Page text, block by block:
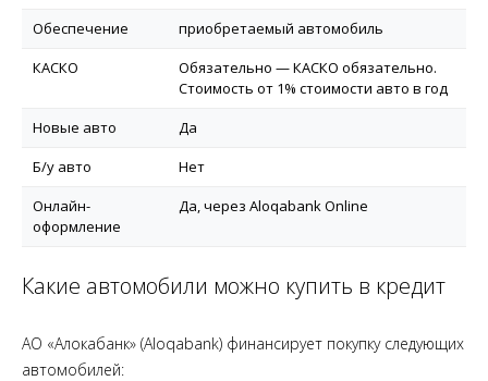
Обеспечение
приобретаемый автомобиль
КАСКО
Обязательно — КАСКО обязательно.
Стоимость от 1% стоимости авто в год
Новые авто
Да
Б/у авто
Нет
Онлайн-
оформление
Да, через Aloqabank Online
Какие автомобили можно купить в кредит
АО «Алокабанк» (Aloqabank) финансирует покупку следующих
автомобилей: